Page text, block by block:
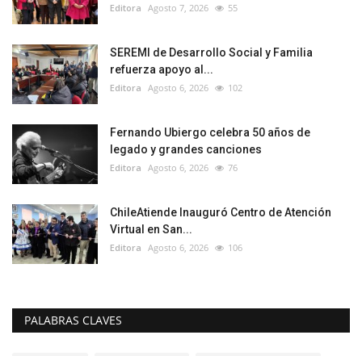
Editora Agosto 7, 2026 55
SEREMI de Desarrollo Social y Familia
refuerza apoyo al...
Editora Agosto 6, 2026 102
Fernando Ubiergo celebra 50 años de
legado y grandes canciones
Editora Agosto 6, 2026 76
ChileAtiende Inauguró Centro de Atención
Virtual en San...
Editora Agosto 6, 2026 106
PALABRAS CLAVES